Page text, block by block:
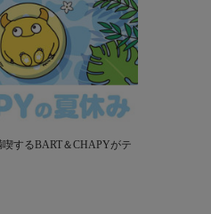
するBART＆CHAPYがテ